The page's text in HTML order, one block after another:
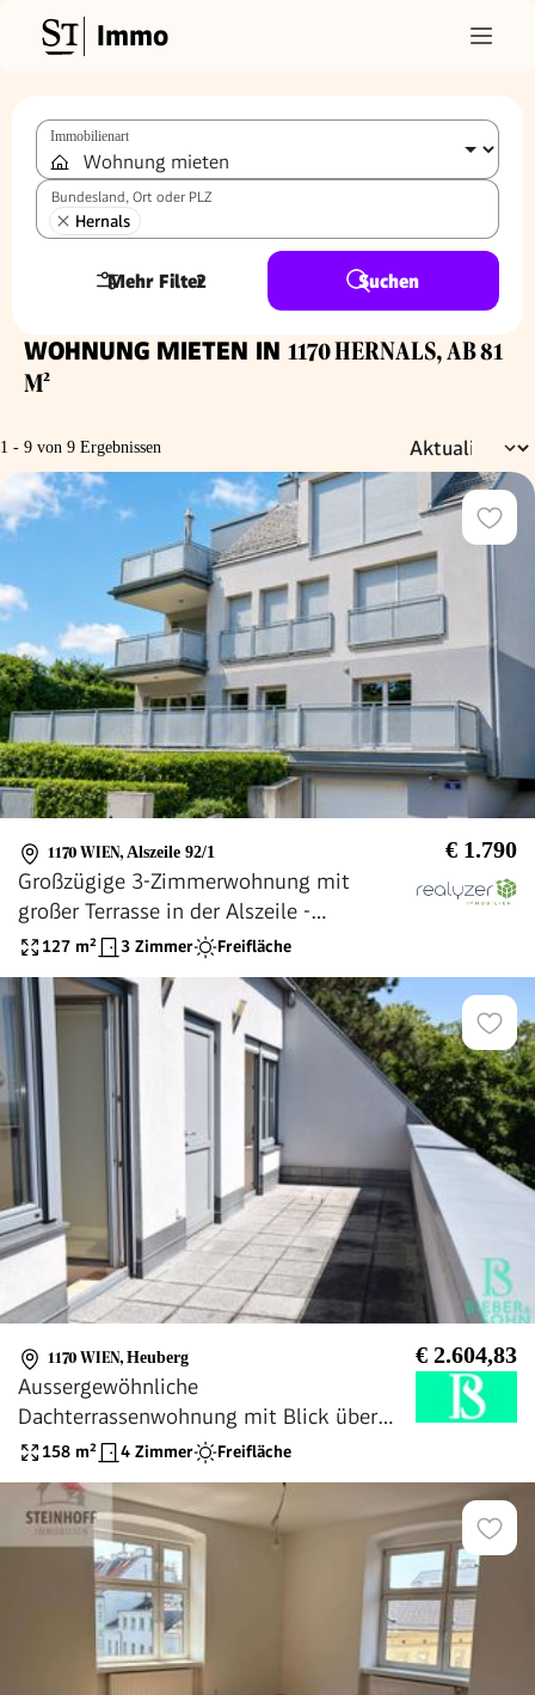
Immo
Immobilienart
Bundesland, Ort oder PLZ
Hernals
Mehr Filter
2 Suchen
WOHNUNG MIETEN IN 1170 HERNALS, AB 81
M²
1 - 9 von 9 Ergebnissen
1170 WIEN, Alszeile 92/1 € 1.790
Großzügige 3-Zimmerwohnung mit
großer Terrasse in der Alszeile -
provisionsfrei
127 m² 3 Zimmer Freifläche
1170 WIEN, Heuberg € 2.604,83
Aussergewöhnliche
Dachterrassenwohnung mit Blick über
Wien und Eigengarten!
158 m² 4 Zimmer Freifläche